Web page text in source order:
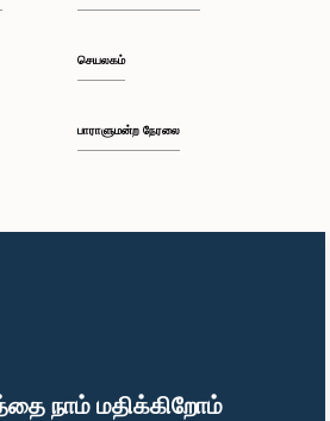
நாம் மதிக்கிறோம்
செயலகம்
பாராளுமன்ற நேரலை